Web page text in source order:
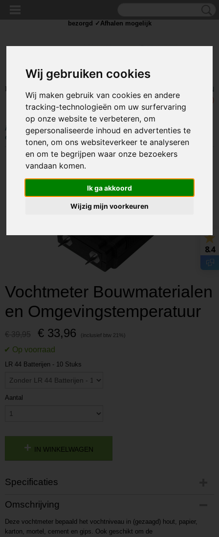
Wij gebruiken cookies
Wij maken gebruik van cookies en andere
tracking-technologieën om uw surfervaring
op onze website te verbeteren, om
gepersonaliseerde inhoud en advertenties te
tonen, om ons websiteverkeer te analyseren
en om te begrijpen waar onze bezoekers
vandaan komen.
Ik ga akkoord
Wijzig mijn voorkeuren
Inloggen
UW WINKELWAGEN
Geen producten
(0)
Home >MEET>Temperatuur meter>Vochtmeter Bouwmaterialen en
Omgevingstemperatuur
Vochtmeter Bouwmaterialen
en Omgevingstemperatuur
€ 39,95 € 33,96
LR 44 Batterijen - 10 Stuks
Aantal
IN WINKELWAGEN
Specificaties
Productcode
P201701151613
Productcode leverancier
L201701151613
Omschrijving
Deze vochtmeter bepaald het vochtniveau in (gezaagd) hout, papier,
karton, mortel, cement en gips. Ook geschikt om de
bezorgd ✓Afhalen mogelijk
8.4